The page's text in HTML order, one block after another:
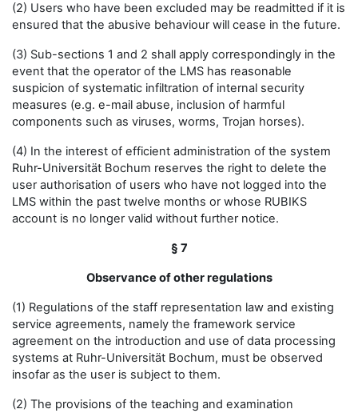
(2) Users who have been excluded may be readmitted if it is
ensured that the abusive behaviour will cease in the future.
(3) Sub-sections 1 and 2 shall apply correspondingly in the
event that the operator of the LMS has reasonable
suspicion of systematic infiltration of internal security
measures (e.g. e-mail abuse, inclusion of harmful
components such as viruses, worms, Trojan horses).
(4) In the interest of efficient administration of the system
Ruhr-Universität Bochum reserves the right to delete the
user authorisation of users who have not logged into the
LMS within the past twelve months or whose RUBIKS
account is no longer valid without further notice.
§ 7
Observance of other regulations
(1) Regulations of the staff representation law and existing
service agreements, namely the framework service
agreement on the introduction and use of data processing
systems at Ruhr-Universität Bochum, must be observed
insofar as the user is subject to them.
(2) The provisions of the teaching and examination